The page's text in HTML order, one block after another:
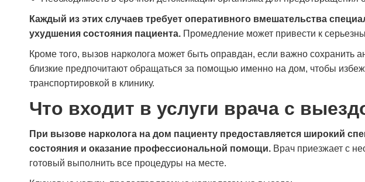
Каждый из этих случаев требует оперативного вмешательства
ухудшения состояния пациента. Промедление может привести к
Кроме того, вызов нарколога может быть оправдан, если важно сохранить
близкие предпочитают обращаться за помощью именно на дом, чтобы
транспортировкой в клинику.
Что входит в услуги врача с
При вызове нарколога на дом пациенту предоставляется широкий
состояния и оказание профессиональной помощи. Врач приезжает с
готовый выполнить все процедуры на месте.